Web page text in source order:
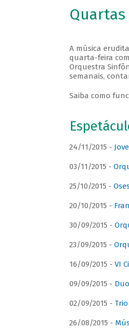
Quartas
A música
quarta-feira
Orquestra
semanais,
Saiba como
24/11/2015 -
03/11/2015 -
25/10/2015 -
20/10/2015 -
30/09/2015 -
23/09/2015 -
16/09/2015 - VI
09/09/2015 -
02/09/2015 -
26/08/2015 -